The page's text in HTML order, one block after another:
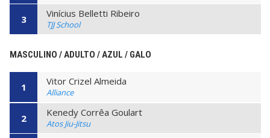
3 Vinícius Belletti Ribeiro
TJJ School
MASCULINO / ADULTO / AZUL / GALO
1 Vitor Crizel Almeida
Alliance
2 Kenedy Corrêa Goulart
Atos Jiu-Jitsu